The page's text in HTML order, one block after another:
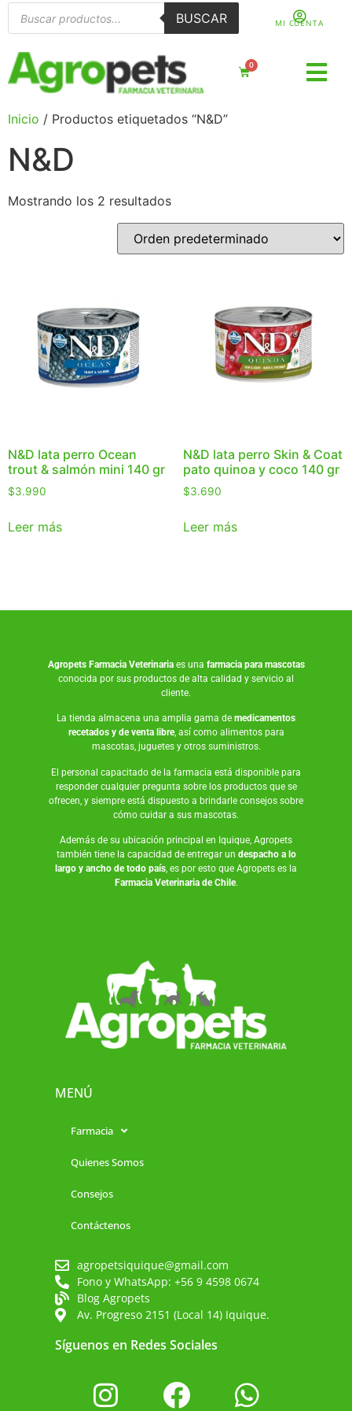
BUSCAR MI CUENTA
0
Inicio / Productos etiquetados “N&D”
N&D
Mostrando los 2 resultados
N&D lata perro Ocean
trout & salmón mini 140 gr
$3.990
Leer más
N&D lata perro Skin & Coat
pato quinoa y coco 140 gr
$3.690
Leer más
Agropets Farmacia Veterinariaes una farmacia para mascotas
conocida por sus productos de alta calidad y servicio al
cliente.
La tienda almacena una amplia gama de medicamentos
recetados y de venta libre, así como alimentos para
mascotas, juguetesy otros suministros.
El personal capacitado de la farmacia está disponible para
responder cualquier pregunta sobre los productos que se
ofrecen, y siempre está dispuesto a brindarle consejos sobre
cómo cuidar a sus mascotas.
Además de su ubicación principal en Iquique, Agropets
también tiene la capacidad de entregar un despacho a lo
largo y ancho de todo país, es por esto que Agropets es la
Farmacia Veterinaria de Chile.
MENÚ
Farmacia
Quienes Somos
Consejos
Contáctenos
agropetsiquique@gmail.com
Fono y WhatsApp: +56 9 4598 0674
Blog Agropets
Av. Progreso 2151 (Local 14) Iquique.
Síguenos en Redes Sociales